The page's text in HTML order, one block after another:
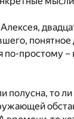
по-простому
полусна, то